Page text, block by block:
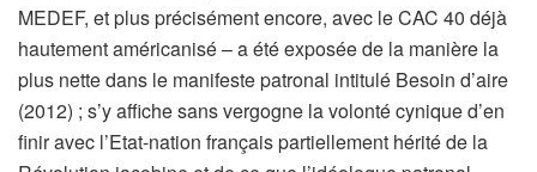
MEDEF, et plus précisément encore, avec le CAC 40 déjà
hautement américanisé – a été exposée de la manière la
plus nette dans le manifeste patronal intitulé Besoin d’aire
(2012) ; s’y affiche sans vergogne la volonté cynique d’en
finir avec l’Etat-nation français partiellement hérité de la